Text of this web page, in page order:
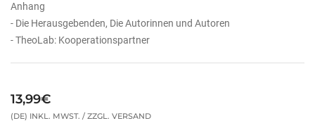
Anhang
- Die Herausgebenden, Die Autorinnen und Autoren
- TheoLab: Kooperationspartner
13,99€
(DE) INKL. MWST. / ZZGL. VERSAND